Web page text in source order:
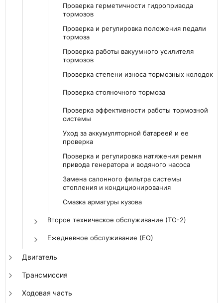
Проверка герметичности гидропривода
тормозов
Проверка и регулировка положения педали
тормоза
Проверка работы вакуумного усилителя
тормозов
Проверка степени износа тормозных колодок
Проверка стояночного тормоза
Проверка эффективности работы тормозной
системы
Уход за аккумуляторной батареей и ее
проверка
Проверка и регулировка натяжения ремня
привода генератора и водяного насоса
Замена салонного фильтра системы
отопления и кондиционирования
Смазка арматуры кузова
Второе техническое обслуживание (ТО-2)
Ежедневное обслуживание (ЕО)
Двигатель
Трансмиссия
Ходовая часть